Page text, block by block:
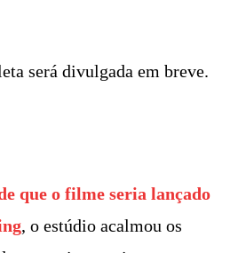
será divulgada em breve.
que o filme seria lançado
, o estúdio acalmou os